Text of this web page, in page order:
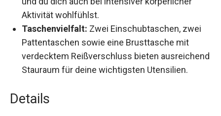
Aktivität wohlfühlst.
Taschenvielfalt:Zwei Einschubtaschen, zwei
Pattentaschen sowie eine Brusttasche mit
verdecktem Reißverschluss bieten
ausreichend Stauraum für deine wichtigsten
Utensilien.
Details